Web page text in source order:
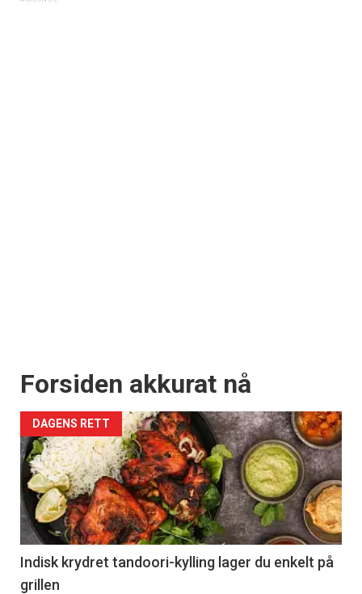
Forsiden akkurat nå
DAGENS RETT
Indisk krydret tandoori-kylling lager du enkelt på
grillen